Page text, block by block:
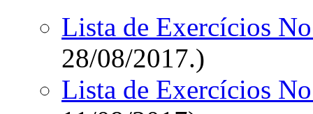
Lista de Exercícios
28/08/2017.)
Lista de Exercícios